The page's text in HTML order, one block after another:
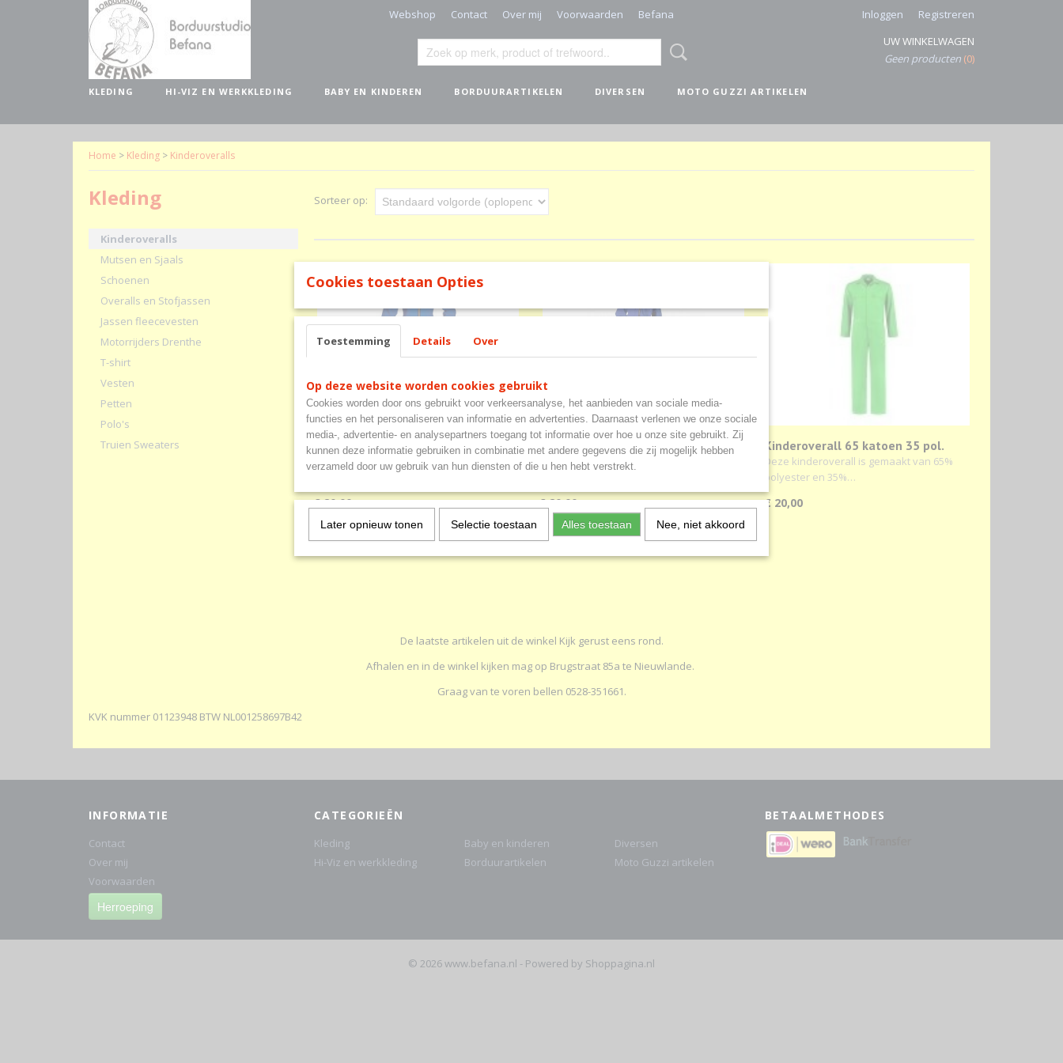
Webshop Contact Over mij Voorwaarden Befana Inloggen
Registreren
UW WINKELWAGEN
Geen producten (0)
KLEDING HI-VIZ EN WERKKLEDING BABY EN KINDEREN BORDUURARTIKELEN DIVERSEN MOTO GUZZI ARTIKELEN
Home > Kleding > Kinderoveralls
Kleding
Kinderoveralls
Mutsen en Sjaals
Schoenen
Overalls en Stofjassen
Jassen fleecevesten
Motorrijders Drenthe
T-shirt
Vesten
Petten
Polo's
Truien Sweaters
Sorteer op:
Havep kinderoverall
Kwaliteit 100% katoen, 2/1 keperbinding,
€ 20,00
Kinderoverall Storvik 100% katoen
* Elastische taille* Tweewegritssluiting*
€ 20,00
Kinderoverall 65 katoen 35 pol.
Deze kinderoverall is gemaakt van 65%
polyester en 35%…
€ 20,00
De laatste artikelen uit de winkel Kijk gerust eens rond.
Afhalen en in de winkel kijken mag op Brugstraat 85a te Nieuwlande.
Graag van te voren bellen 0528-351661.
KVK nummer 01123948 BTW NL001258697B42
INFORMATIE
Contact
Over mij
Voorwaarden
Herroeping
CATEGORIEËN
Kleding
Hi-Viz en werkkleding
Baby en kinderen
Borduurartikelen
Diversen
Moto Guzzi artikelen
BETAALMETHODES
© 2026 www.befana.nl - Powered by Shoppagina.nl
Cookies toestaan Opties
Toestemming Details Over
Op deze website worden cookies gebruikt
Cookies worden door ons gebruikt voor verkeersanalyse, het aanbieden van sociale media-
functies en het personaliseren van informatie en advertenties. Daarnaast verlenen we onze sociale
media-, advertentie- en analysepartners toegang tot informatie over hoe u onze site gebruikt. Zij
kunnen deze informatie gebruiken in combinatie met andere gegevens die zij mogelijk hebben
verzameld door uw gebruik van hun diensten of die u hen hebt verstrekt.
Later opnieuw tonen Selectie toestaan Alles toestaan Nee, niet akkoord